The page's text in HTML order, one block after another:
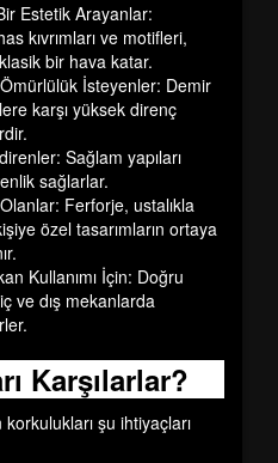
Estetik Arayanlar:
kıvrımları ve motifleri,
bir hava katar.
Ömürlülük İsteyenler: Demir
karşı yüksek direnç
Sağlam yapıları
sağlarlar.
Ferforje, ustalıkla
özel tasarımların ortaya
Kullanımı İçin: Doğru
ve dış mekanlarda
Karşılarlar?
şu ihtiyaçları